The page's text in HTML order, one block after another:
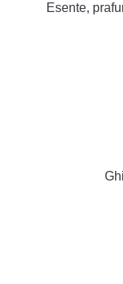
Esente,